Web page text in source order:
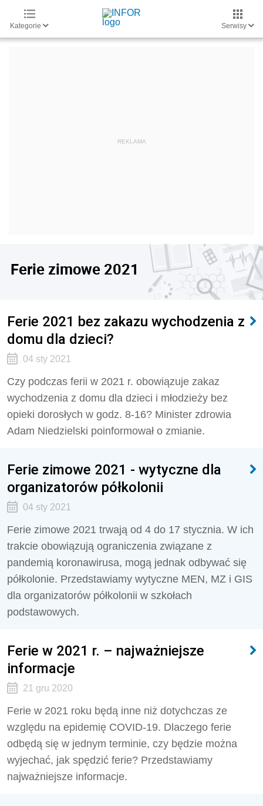
Kategorie Serwisy
Ferie zimowe 2021
Ferie 2021 bez zakazu wychodzenia z
domu dla dzieci?
04 sty 2021
Czy podczas ferii w 2021 r. obowiązuje zakaz
wychodzenia z domu dla dzieci i młodzieży bez
opieki dorosłych w godz. 8-16? Minister zdrowia
Adam Niedzielski poinformował o zmianie.
Ferie zimowe 2021 - wytyczne dla
organizatorów półkolonii
04 sty 2021
Ferie zimowe 2021 trwają od 4 do 17 stycznia. W ich
trakcie obowiązują ograniczenia związane z
pandemią koronawirusa, mogą jednak odbywać się
półkolonie. Przedstawiamy wytyczne MEN, MZ i GIS
dla organizatorów półkolonii w szkołach
podstawowych.
Ferie w 2021 r. – najważniejsze
informacje
21 gru 2020
Ferie w 2021 roku będą inne niż dotychczas ze
względu na epidemię COVID-19. Dlaczego ferie
odbędą się w jednym terminie, czy będzie można
wyjechać, jak spędzić ferie? Przedstawiamy
najważniejsze informacje.